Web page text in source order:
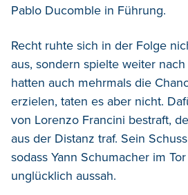
Pablo Ducomble in Führung.
Recht ruhte sich in der Folge
aus, sondern spielte weiter
hatten auch mehrmals die
erzielen, taten es aber nicht.
von Lorenzo Francini bestraft,
aus der Distanz traf. Sein
sodass Yann Schumacher im
unglücklich aussah.